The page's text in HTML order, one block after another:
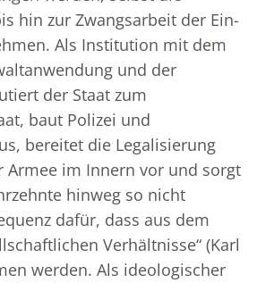
hin zur Zwangsarbeit der Ein-
Als Institution mit dem
und der
der Staat zum
baut Polizei und
bereitet die Legalisierung
Armee im Innern vor und sorgt
hinweg so nicht
dafür, dass aus dem
Verhältnisse“ (Karl
werden. Als ideologischer